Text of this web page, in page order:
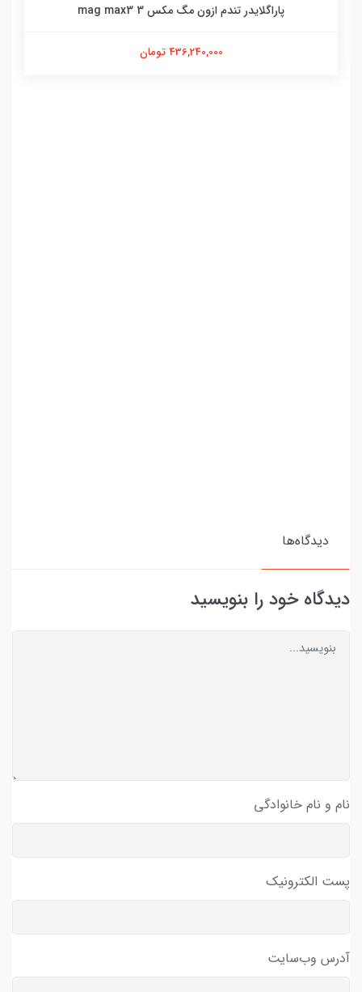
پاراگلایدر تندم ازون مگ مکس 3 mag max3
436,240,000 تومان
دیدگاه‌ها
دیدگاه خود را بنویسید
نام و نام خانوادگی
پست الکترونیک
آدرس وب‌سایت